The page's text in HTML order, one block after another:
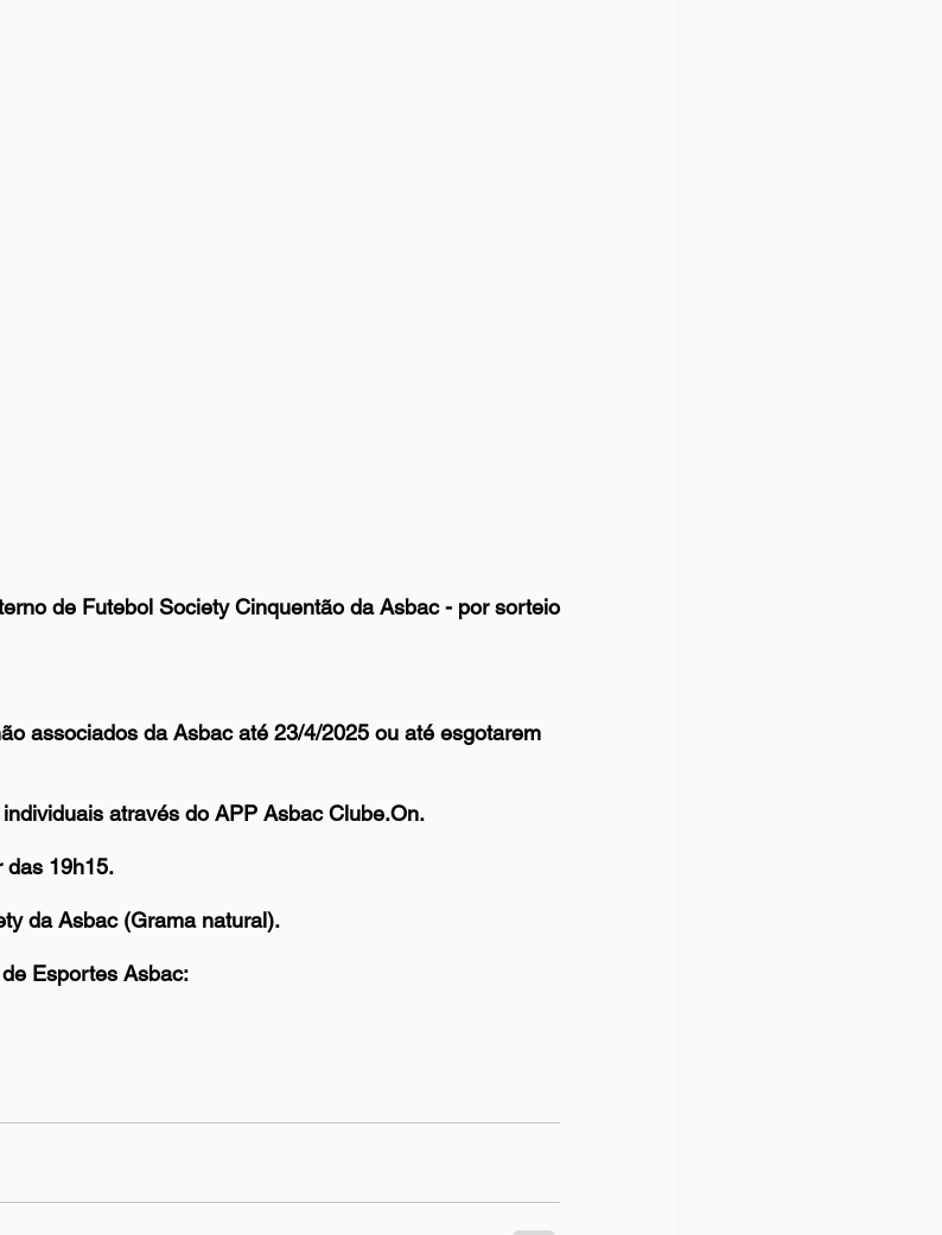
de Futebol Society Cinquentão da Asbac - por sorteio
associados da Asbac até 23/4/2025 ou até esgotarem
através do APP Asbac Clube.On.
das 19h15.
da Asbac (Grama natural).
Esportes Asbac: